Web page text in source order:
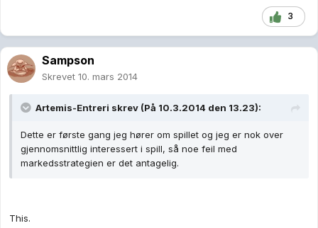
3
Sampson
Skrevet 10. mars 2014
Artemis-Entreri skrev (På 10.3.2014 den 13.23):
Dette er første gang jeg hører om spillet og jeg er nok over
gjennomsnittlig interessert i spill, så noe feil med
markedsstrategien er det antagelig.
This.